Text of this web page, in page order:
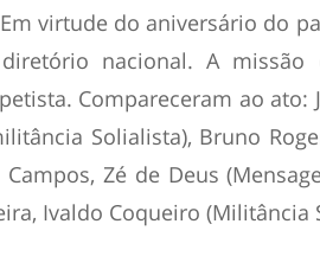
virtude do aniversário do
nacional. A missão
Compareceram ao ato:
Solialista), Bruno
Zé de Deus
Ivaldo Coqueiro (Militância